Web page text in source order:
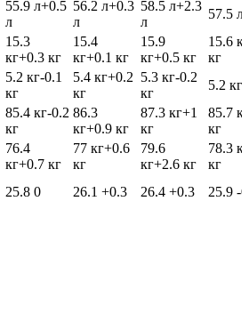
55.9 л+0.5
л
56.2 л+0.3
л
58.5 л+2.3
л
57.5 л
15.3
кг+0.3 кг
15.4
кг+0.1 кг
15.9
кг+0.5 кг
15.6 кг
кг
5.2 кг-0.1
кг
5.4 кг+0.2
кг
5.3 кг-0.2
кг
5.2 кг
85.4 кг-0.2
кг
86.3
кг+0.9 кг
87.3 кг+1
кг
85.7 кг
кг
76.4
кг+0.7 кг
77 кг+0.6
кг
79.6
кг+2.6 кг
78.3 кг
кг
25.8 0 26.1 +0.3 26.4 +0.3 25.9 -